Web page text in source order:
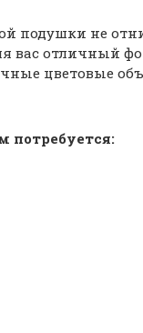
подушки не
отличный
цветовые
потребуется: